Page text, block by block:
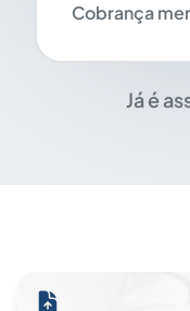
Cobrança
Já é